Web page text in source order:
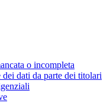
o incompleta
dati da parte dei titolari